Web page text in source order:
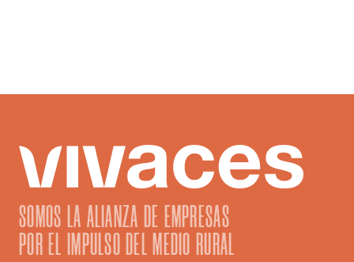
SOMOS LA ALIANZA DE EMPRESAS
POR EL IMPULSO DEL MEDIO RURAL